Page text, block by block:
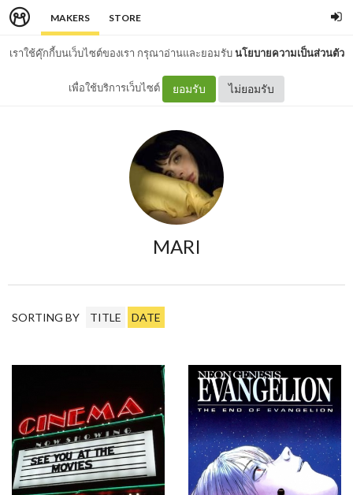
MAKERS STORE
เราใช้คุ๊กกี้บนเว็บไซต์ของเรา กรุณาอ่านและยอมรับนโยบายความเป็นส่วนตัว
เพื่อใช้บริการเว็บไซต์ ยอมรับ ไม่ยอมรับ
MARI
SORTING BY TITLE DATE